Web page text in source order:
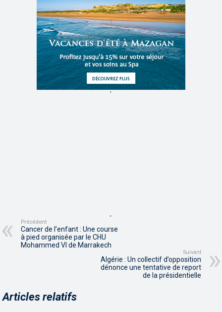
,
,
Précédent
Cancer de l’enfant : Une course
à pied organisée par le CHU
Mohammed VI de Marrakech
Suivant
Algérie : Un collectif d’opposition
dénonce une tentative de report
de la présidentielle
Articles relatifs